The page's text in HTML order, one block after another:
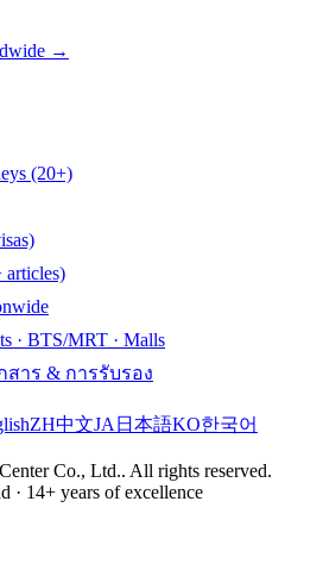
→
(20+)
· BTS/MRT · Malls
สาร & การรับรอง
ZH中文JA 日本語KO한국어
Co., Ltd.. All rights reserved.
· 14+ years of excellence